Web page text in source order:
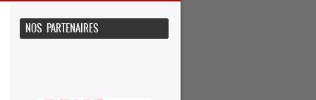
NOS PARTENAIRES